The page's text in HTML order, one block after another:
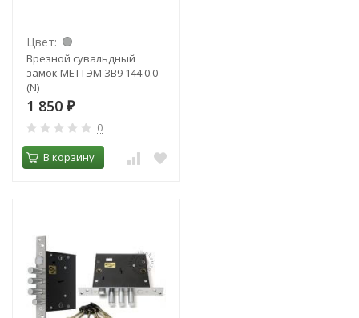
Цвет:
Врезной сувальдный
замок МЕТТЭМ ЗВ9 144.0.0
(N)
1 850 ₽
0
В корзину